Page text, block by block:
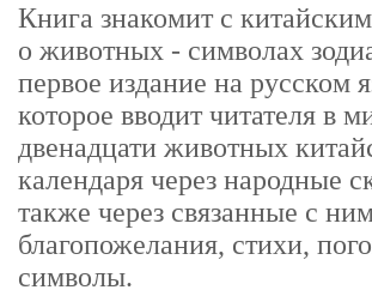
Книга знакомит с
о животных - символах
первое издание на русском
которое вводит читателя в
двенадцати животных
календаря через народные
также через связанные с
благопожелания, стихи,
символы.